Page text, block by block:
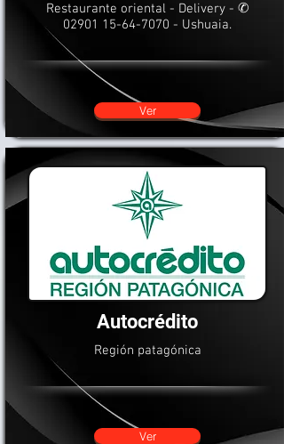
Restaurante oriental - Delivery - ✆
02901 15-64-7070 - Ushuaia.
Ver
Autocrédito
Región patagónica
Ver